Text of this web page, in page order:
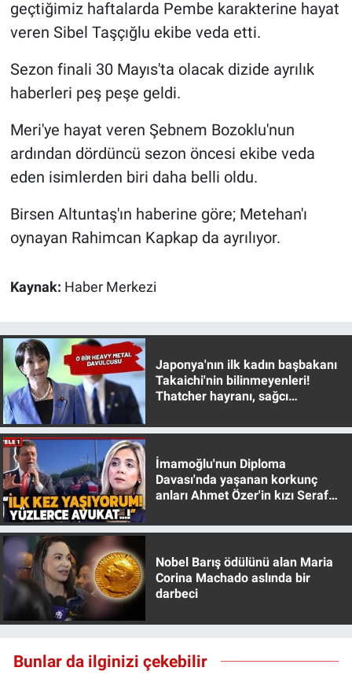
geçtiğimiz haftalarda Pembe karakterine hayat
veren Sibel Taşçığlu ekibe veda etti.
Sezon finali 30 Mayıs'ta olacak dizide ayrılık
haberleri peş peşe geldi.
Meri'ye hayat veren Şebnem Bozoklu'nun
ardından dördüncü sezon öncesi ekibe veda
eden isimlerden biri daha belli oldu.
Birsen Altuntaş'ın haberine göre; Metehan'ı
oynayan Rahimcan Kapkap da ayrılıyor.
Kaynak: Haber Merkezi
Japonya'nın ilk kadın başbakanı
Takaichi'nin bilinmeyenleri!
Thatcher hayranı, sağcı
İmamoğlu'nun Diploma
Davası'nda yaşanan korkunç
anları Ahmet Özer'in kızı Seraf
Nobel Barış ödülünü alan Maria
Corina Machado aslında bir
darbeci
Bunlar da ilginizi çekebilir
Gündem Özel
Günün görüntüsü
İlan
Koronavirüs
Kültür Sanat
Nedir
Popüler
Programlar
Sağlık
Spor
Teknoloji
Türkiye'nin Geleceği